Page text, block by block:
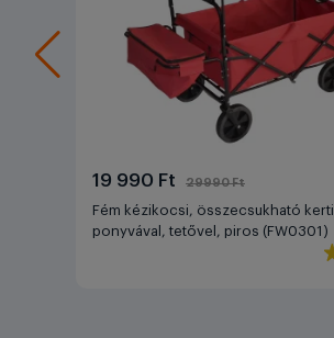
19 990 Ft 29990 Ft
Fém kézikocsi, összecsukható
ponyvával, tetővel, piros (FW0301)